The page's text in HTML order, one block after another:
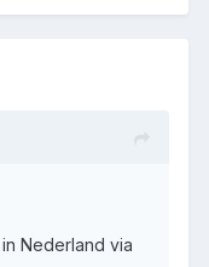
Nederland via